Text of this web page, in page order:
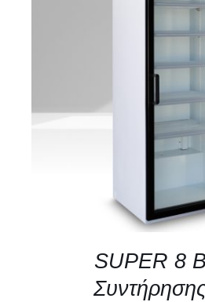
SUPER 8